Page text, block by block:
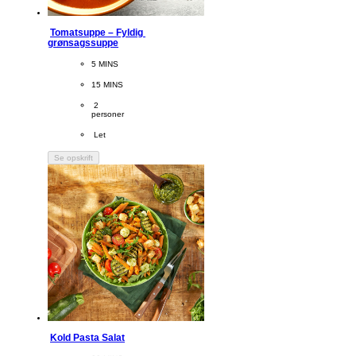
Tomatsuppe – Fyldig
grønsagssuppe
CookingTime
5 MINS
PreparationTime
15 MINS
Servings
2
personer
Difficulty
Let
Se opskrift
Kold Pasta Salat